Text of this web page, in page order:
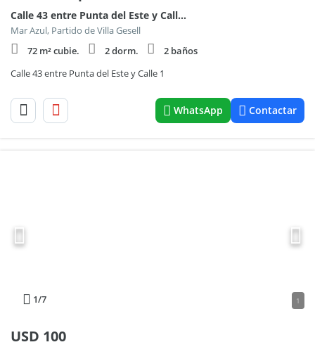
Calle 43 entre Punta del Este y Calle 1
Mar Azul, Partido de Villa Gesell
72 m² cubie.
2 dorm.
2 baños
Calle 43 entre Punta del Este y Calle 1
WhatsApp Contactar
1/7 1
USD 100